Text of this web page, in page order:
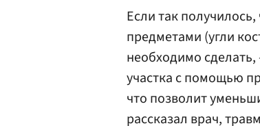
Если так
предметами (угли
необходимо
участка с помощью
что позволит
рассказал врач,